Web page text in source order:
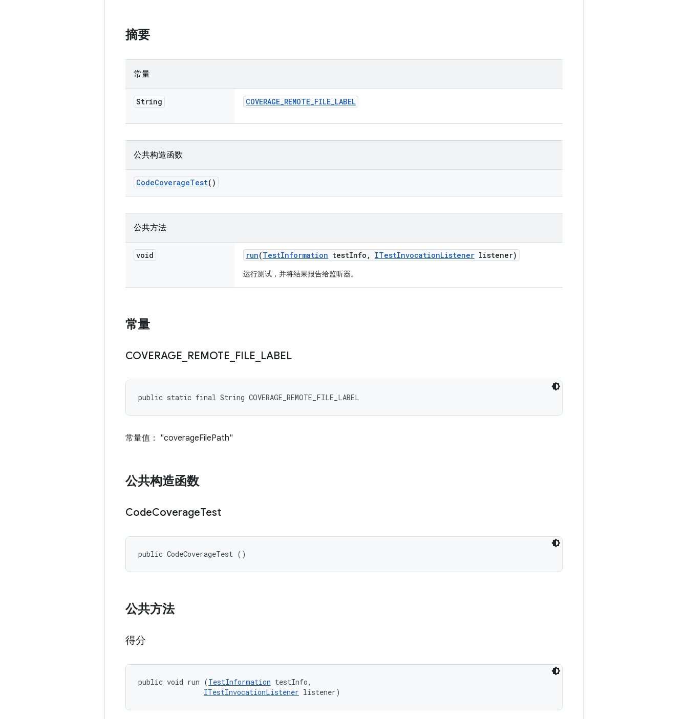
摘要
常量
String COVERAGE_REMOTE_FILE_LABEL
公共构造函数
CodeCoverageTest()
公共方法
void run(TestInformation testInfo , ITestInvocationListener listener)
运行测试，并将结果报告给监听器。
常量
COVERAGE REMOTE FILE LABEL
public static final String COVERAGE_REMOTE_FILE_LABEL
常量值： "coverageFilePath"
公共构造函数
CodeCoverageTest
public CodeCoverageTest ()
公共方法
得分
public void run (TestInformation testInfo,
ITestInvocationListener listener)